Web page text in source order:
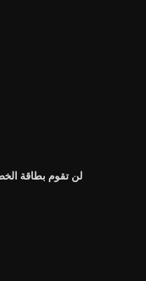
لن تقوم بطاقة